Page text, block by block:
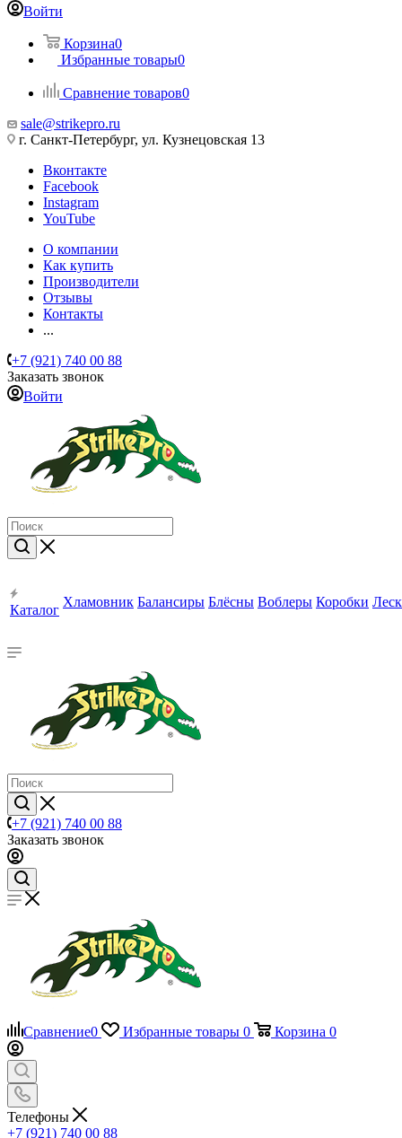
Войти
Корзина0
Избранные товары0
Сравнение товаров0
sale@strikepro.ru
г. Санкт-Петербург, ул. Кузнецовская 13
Вконтакте
Facebook
Instagram
YouTube
О компании
Как купить
Производители
Отзывы
Контакты
...
+7 (921) 740 00 88
Заказать звонок
Войти
Каталог
Хламовник Балансиры Блёсны Воблеры Коробки
+7 (921) 740 00 88
Заказать звонок
Сравнение0 Избранные товары 0 Корзина 0
Телефоны
+7 (921) 740 00 88